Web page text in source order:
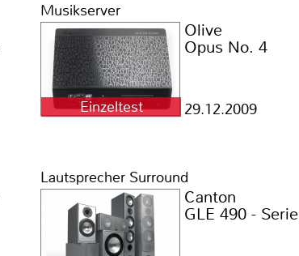
Musikserver
Einzeltest
Olive
Opus No. 4
29.12.2009
Lautsprecher Surround
Canton
GLE 490 - Serie